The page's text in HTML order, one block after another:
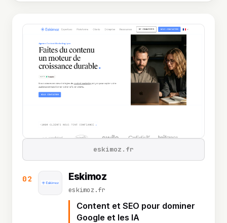
02 Eskimoz
eskimoz.fr
Content et SEO pour dominer
Google et les IA
eskimoz.fr